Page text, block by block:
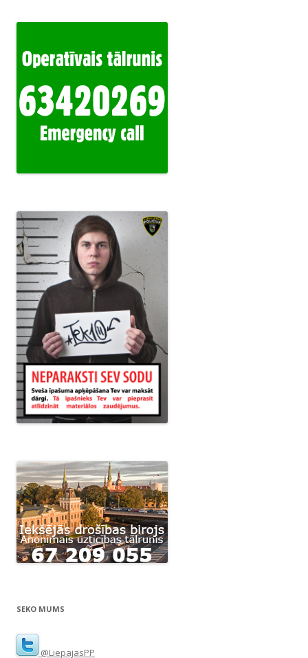
SEKO MUMS
@LiepajasPP